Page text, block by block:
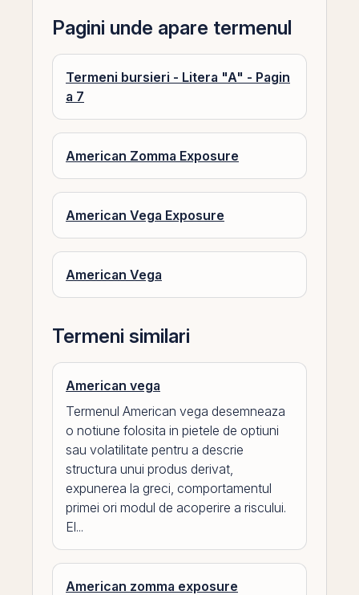
Pagini unde apare termenul
Termeni bursieri - Litera "A" - Pagin
a 7
American Zomma Exposure
American Vega Exposure
American Vega
Termeni similari
American vega
Termenul American vega desemneaza
o notiune folosita in pietele de optiuni
sau volatilitate pentru a descrie
structura unui produs derivat,
expunerea la greci, comportamentul
primei ori modul de acoperire a riscului.
El...
American zomma exposure